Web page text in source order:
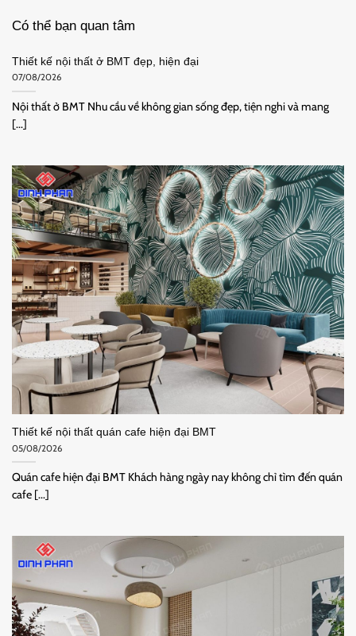
Có thể bạn quan tâm
Thiết kế nội thất ở BMT đẹp, hiện đại
07/08/2026
Nội thất ở BMT Nhu cầu về không gian sống đẹp, tiện nghi và mang
[...]
Thiết kế nội thất quán cafe hiện đại BMT
05/08/2026
Quán cafe hiện đại BMT Khách hàng ngày nay không chỉ tìm đến quán
cafe [...]